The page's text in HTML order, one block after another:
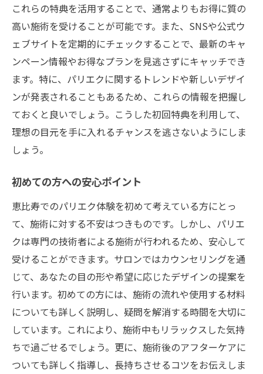
これらの特典を活用することで、通常よりもお得に質の
高い施術を受けることが可能です。また、SNSや公式ウ
ェブサイトを定期的にチェックすることで、最新のキャ
ンペーン情報やお得なプランを見逃さずにキャッチでき
ます。特に、パリエクに関するトレンドや新しいデザイ
ンが発表されることもあるため、これらの情報を把握し
ておくと良いでしょう。こうした初回特典を利用して、
理想の目元を手に入れるチャンスを逃さないようにしま
しょう。
初めての方への安心ポイント
恵比寿でのパリエク体験を初めて考えている方にとっ
て、施術に対する不安はつきものです。しかし、パリエ
クは専門の技術者による施術が行われるため、安心して
受けることができます。サロンではカウンセリングを通
じて、あなたの目の形や希望に応じたデザインの提案を
行います。初めての方には、施術の流れや使用する材料
についても詳しく説明し、疑問を解消する時間を大切に
しています。これにより、施術中もリラックスした気持
ちで過ごせるでしょう。更に、施術後のアフターケアに
ついても詳しく指導し、長持ちさせるコツをお伝えしま